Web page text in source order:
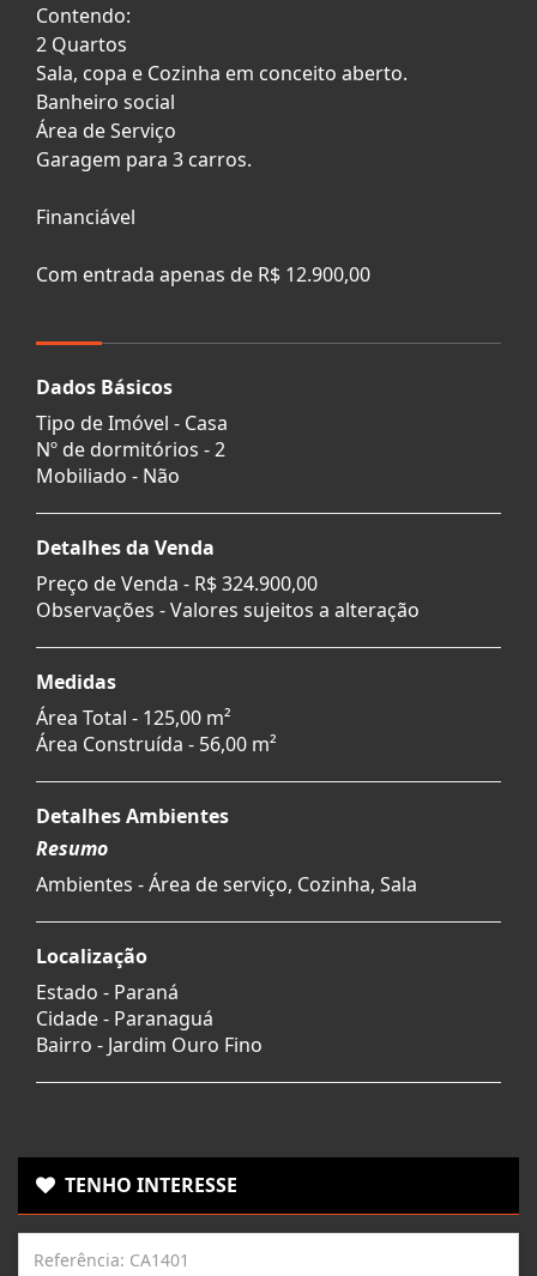
Contendo:
2 Quartos
Sala, copa e Cozinha em conceito aberto.
Banheiro social
Área de Serviço
Garagem para 3 carros.
Financiável
Com entrada apenas de R$ 12.900,00
Dados Básicos
Tipo de Imóvel - Casa
Nº de dormitórios - 2
Mobiliado - Não
Detalhes da Venda
Preço de Venda - R$ 324.900,00
Observações - Valores sujeitos a alteração
Medidas
Área Total - 125,00 m²
Área Construída - 56,00 m²
Detalhes Ambientes
Resumo
Ambientes - Área de serviço, Cozinha, Sala
Localização
Estado - Paraná
Cidade - Paranaguá
Bairro - Jardim Ouro Fino
TENHO INTERESSE